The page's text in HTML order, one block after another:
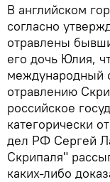
В английском
согласно
отравлены
его дочь Юлия,
международный
отравлению
российское
категорически
дел РФ Сергей
Скрипаля"
каких-либо